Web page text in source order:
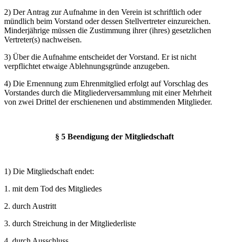
2) Der Antrag zur Aufnahme in den Verein ist schriftlich oder
mündlich beim Vorstand oder dessen Stellvertreter einzureichen.
Minderjährige müssen die Zustimmung ihrer (ihres) gesetzlichen
Vertreter(s) nachweisen.
3) Über die Aufnahme entscheidet der Vorstand. Er ist nicht
verpflichtet etwaige Ablehnungsgründe anzugeben.
4) Die Ernennung zum Ehrenmitglied erfolgt auf Vorschlag des
Vorstandes durch die Mitgliederversammlung mit einer Mehrheit
von zwei Drittel der erschienenen und abstimmenden Mitglieder.
§ 5 Beendigung der Mitgliedschaft
1) Die Mitgliedschaft endet:
1. mit dem Tod des Mitgliedes
2. durch Austritt
3. durch Streichung in der Mitgliederliste